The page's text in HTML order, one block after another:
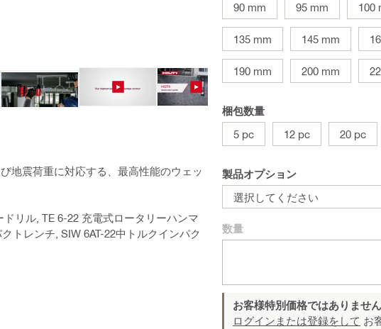
地震荷重に対応する、最高性能のウェッ
リル, TE 6-22 充電式ロータリーハンマ
トレンチ, SIW 6AT-22中トルクインパク
90 mm 95 mm 100
135 mm 145 mm
190 mm 200 mm
梱包数量
5 pc
12 pc 20 pc
製品オプション
選択してください
数量
お客様特別価格ではありません
ログインまたは登録をして お